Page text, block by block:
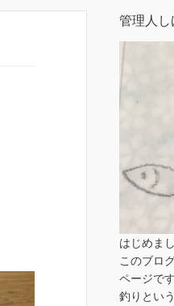
管理人し
はじめま
このブロ
ページです
釣りとい